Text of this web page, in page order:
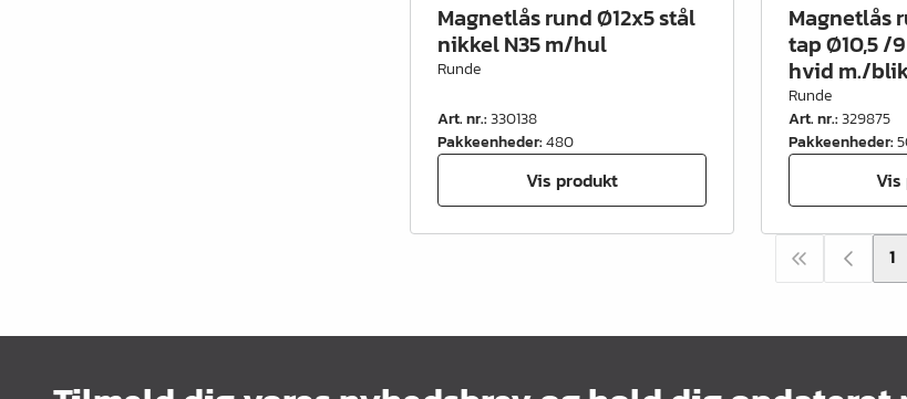
Magnetlås rund Ø12x5 stål
nikkel N35 m/hul
Runde
Art. nr.:330138
Pakkeenheder:480
Vis produkt
Magnetlås
tap Ø10,5 /
hvid m./
Runde
Art. nr.:329875
Pakkeenheder:
Vis